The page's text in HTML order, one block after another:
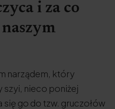
i za co
narządem, który
szyi, nieco poniżej
go do tzw. gruczołów